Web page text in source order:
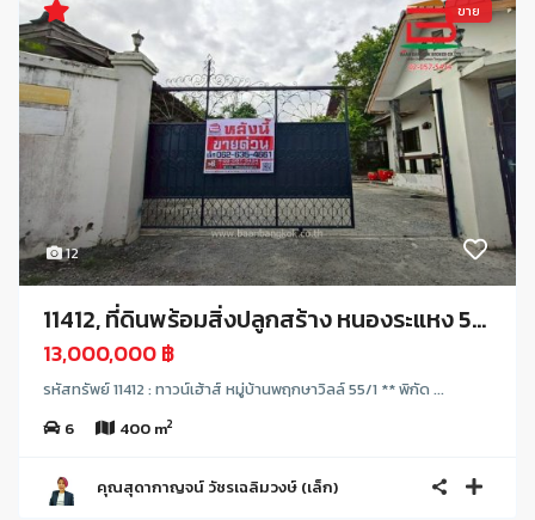
12
ขาย
11412, ที่ดินพร้อมสิ่งปลูกสร้าง หนองระแหง 5...
13,000,000 ฿
รหัสทรัพย์ 11412 : ทาวน์เฮ้าส์ หมู่บ้านพฤกษาวิลล์ 55/1 ** พิกัด ...
6
400 m2
คุณสุดากาญจน์ วัชรเฉลิมวงษ์ (เล็ก)